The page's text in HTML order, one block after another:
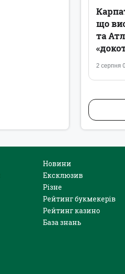
2 серпня
що
та
Новини
Ексклюзив
Різне
Рейтинг букмекерів
Рейтинг казино
База знань